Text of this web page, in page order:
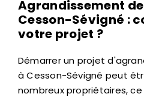
Agrandissement
Cesson-Sévigné :
votre projet ?
Démarrer un projet
à Cesson-Sévigné peut
nombreux propriétaires,